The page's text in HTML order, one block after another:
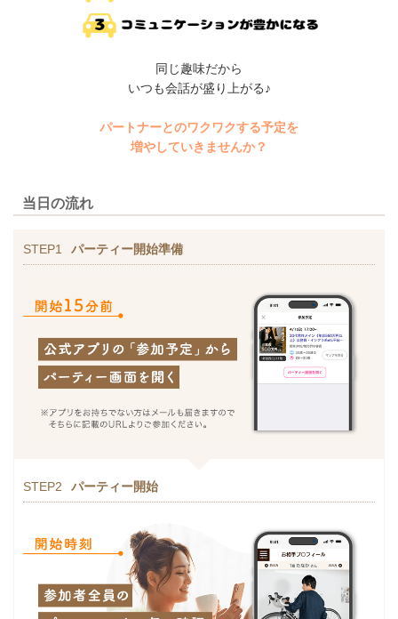
同じ趣味だから
いつも会話が盛り上がる♪
パートナーとのワクワクする予定を
増やしていきませんか？
当日の流れ
STEP1 パーティー開始準備
STEP2 パーティー開始